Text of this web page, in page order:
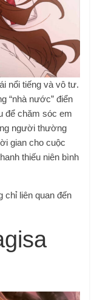
nổi tiếng và vô tư.
“nhà nước” điển
để chăm sóc em
người thường
gian cho cuộc
thiếu niên bình
chỉ liên quan đến